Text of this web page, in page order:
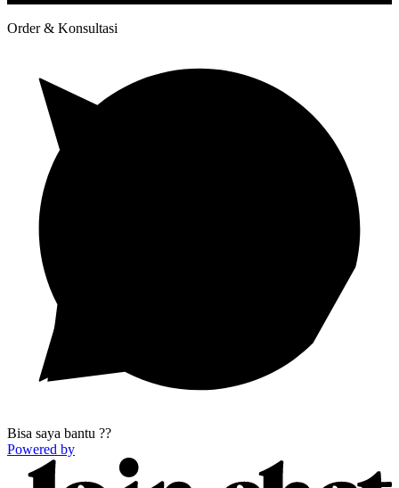
Order & Konsultasi
Bisa saya bantu ??
Powered by